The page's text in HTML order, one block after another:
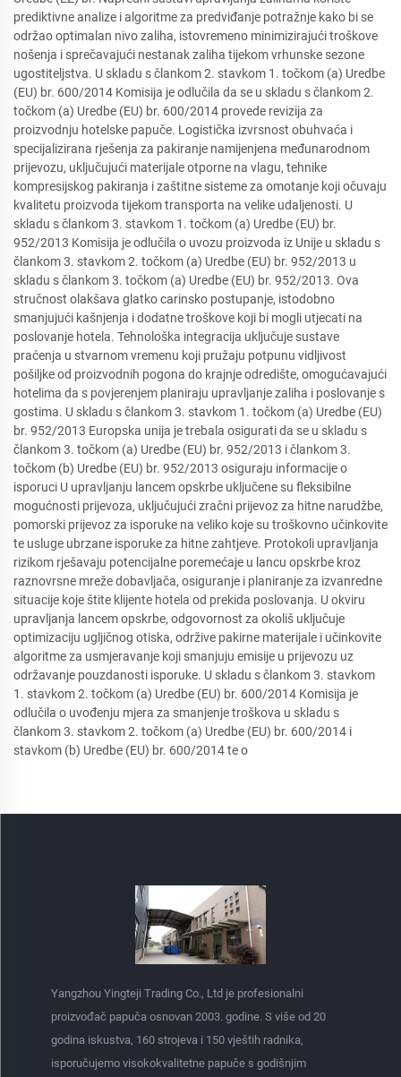
prediktivne analize i algoritme za predviđanje potražnje kako bi se
održao optimalan nivo zaliha, istovremeno minimizirajući troškove
nošenja i sprečavajući nestanak zaliha tijekom vrhunske sezone
ugostiteljstva. U skladu s člankom 2. stavkom 1. točkom (a) Uredbe
(EU) br. 600/2014 Komisija je odlučila da se u skladu s člankom 2.
točkom (a) Uredbe (EU) br. 600/2014 provede revizija za
proizvodnju hotelske papuče. Logistička izvrsnost obuhvaća i
specijalizirana rješenja za pakiranje namijenjena međunarodnom
prijevozu, uključujući materijale otporne na vlagu, tehnike
kompresijskog pakiranja i zaštitne sisteme za omotanje koji očuvaju
kvalitetu proizvoda tijekom transporta na velike udaljenosti. U
skladu s člankom 3. stavkom 1. točkom (a) Uredbe (EU) br.
952/2013 Komisija je odlučila o uvozu proizvoda iz Unije u skladu s
člankom 3. stavkom 2. točkom (a) Uredbe (EU) br. 952/2013 u
skladu s člankom 3. točkom (a) Uredbe (EU) br. 952/2013. Ova
stručnost olakšava glatko carinsko postupanje, istodobno
smanjujući kašnjenja i dodatne troškove koji bi mogli utjecati na
poslovanje hotela. Tehnološka integracija uključuje sustave
praćenja u stvarnom vremenu koji pružaju potpunu vidljivost
pošiljke od proizvodnih pogona do krajnje odredište, omogućavajući
hotelima da s povjerenjem planiraju upravljanje zaliha i poslovanje s
gostima. U skladu s člankom 3. stavkom 1. točkom (a) Uredbe (EU)
br. 952/2013 Europska unija je trebala osigurati da se u skladu s
člankom 3. točkom (a) Uredbe (EU) br. 952/2013 i člankom 3.
točkom (b) Uredbe (EU) br. 952/2013 osiguraju informacije o
isporuci U upravljanju lancem opskrbe uključene su fleksibilne
mogućnosti prijevoza, uključujući zračni prijevoz za hitne narudžbe,
pomorski prijevoz za isporuke na veliko koje su troškovno učinkovite
te usluge ubrzane isporuke za hitne zahtjeve. Protokoli upravljanja
rizikom rješavaju potencijalne poremećaje u lancu opskrbe kroz
raznovrsne mreže dobavljača, osiguranje i planiranje za izvanredne
situacije koje štite klijente hotela od prekida poslovanja. U okviru
upravljanja lancem opskrbe, odgovornost za okoliš uključuje
optimizaciju ugljičnog otiska, održive pakirne materijale i učinkovite
algoritme za usmjeravanje koji smanjuju emisije u prijevozu uz
održavanje pouzdanosti isporuke. U skladu s člankom 3. stavkom
1. stavkom 2. točkom (a) Uredbe (EU) br. 600/2014 Komisija je
odlučila o uvođenju mjera za smanjenje troškova u skladu s
člankom 3. stavkom 2. točkom (a) Uredbe (EU) br. 600/2014 i
stavkom (b) Uredbe (EU) br. 600/2014 te o
Yangzhou Yingteji Trading Co., Ltd je profesionalni
proizvođač papuča osnovan 2003. godine. S više od 20
godina iskustva, 160 strojeva i 150 vještih radnika,
isporučujemo visokokvalitetne papuče s godišnjim